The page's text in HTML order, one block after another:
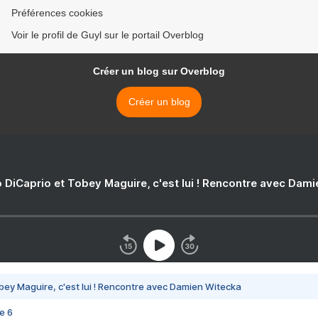
Préférences cookies
Voir le profil de Guyl sur le portail Overblog
Créer un blog sur Overblog
Créer un blog
DiCaprio et Tobey Maguire, c'est lui ! Rencontre avec
Maguire, c'est lui ! Rencontre avec Damien Witecka
6